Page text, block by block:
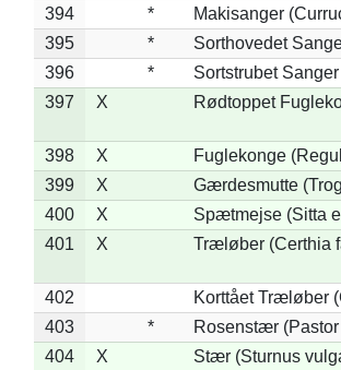
394
*
Makisanger
395
*
Sorthovedet
396
*
Sortstrubet
397
X Rødtoppet
398 X
Fuglekonge
399
X
Gærdesmutte
400
X
Spætmejse (Sitta
401
X Træløber (Certhia
402
Korttået Træløber
403
*
Rosenstær
404
X Stær (Sturnus